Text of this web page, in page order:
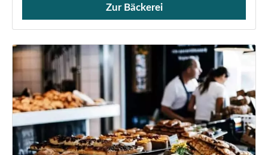
Verkauf von Brötchen,
Zur Bäckerei